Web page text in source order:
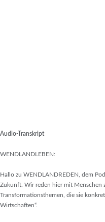
Audio-Transkript
WENDLANDLEBEN:
Hallo zu WENDLANDREDEN, dem
Zukunft. Wir reden hier mit Menschen
Transformationsthemen, die sie
Wirtschaften“.